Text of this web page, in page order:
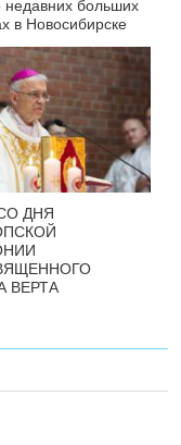
недавних больших
в Новосибирске
ДНЯ
ВЕРТА